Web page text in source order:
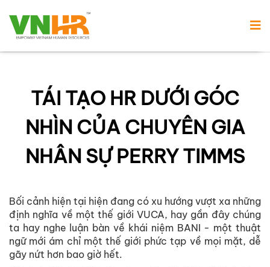
TÁI TẠO HR DƯỚI GÓC
NHÌN CỦA CHUYÊN GIA
NHÂN SỰ PERRY TIMMS
Bối cảnh hiện tại hiện đang có xu hướng vượt xa những
định nghĩa về một thế giới VUCA, hay gần đây chúng
ta hay nghe luận bàn về khái niệm BANI - một thuật
ngữ mới ám chỉ một thế giới phức tạp về mọi mặt, dễ
gãy nứt hơn bao giờ hết.